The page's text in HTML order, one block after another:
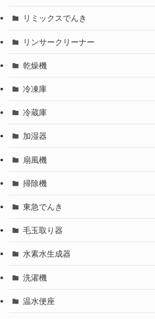
リミックスでんき
リンサークリーナー
乾燥機
冷凍庫
冷蔵庫
加湿器
扇風機
掃除機
東急でんき
毛玉取り器
水素水生成器
洗濯機
温水便座